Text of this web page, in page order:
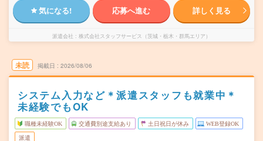
気になる! 応募へ進む 詳しく見る
派遣会社 株式会社スタッフサービス（茨城・栃木・群馬エリア）
未読 掲載日 2026/08/06
システム入力など＊派遣スタッフも就業中＊
未経験でもOK
職種未経験OK 交通費別途支給あり 土日祝日が休み WEB登録OK
派遣